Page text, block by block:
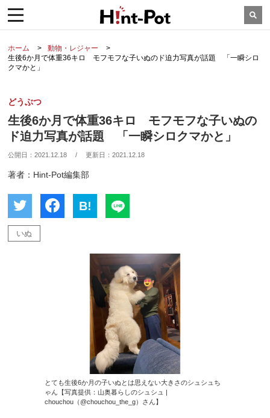
ホーム
動物・レジャー
生後6か月で体重36キロ モフモフな子いぬのド迫力写真が話題 「一瞬シロ
クマかと」
どうぶつ
生後6か月で体重36キロ モフモフな子いぬの
ド迫力写真が話題 「一瞬シロクマかと」
公開日：2021.12.18 / 更新日：2021.12.18
著者：Hint-Pot編集部
B!
いぬ
とても生後6か月の子いぬとは思えない大きさのシュシュち
ゃん【写真提供：山奥暮らしのシュシュ |
chouchou（@chouchou_the_g）さん】